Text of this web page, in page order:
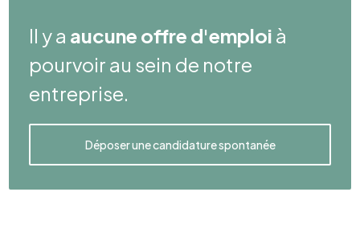
Il y a aucune offre d'emploi à
pourvoir au sein de notre
entreprise.
Déposer une candidature spontanée